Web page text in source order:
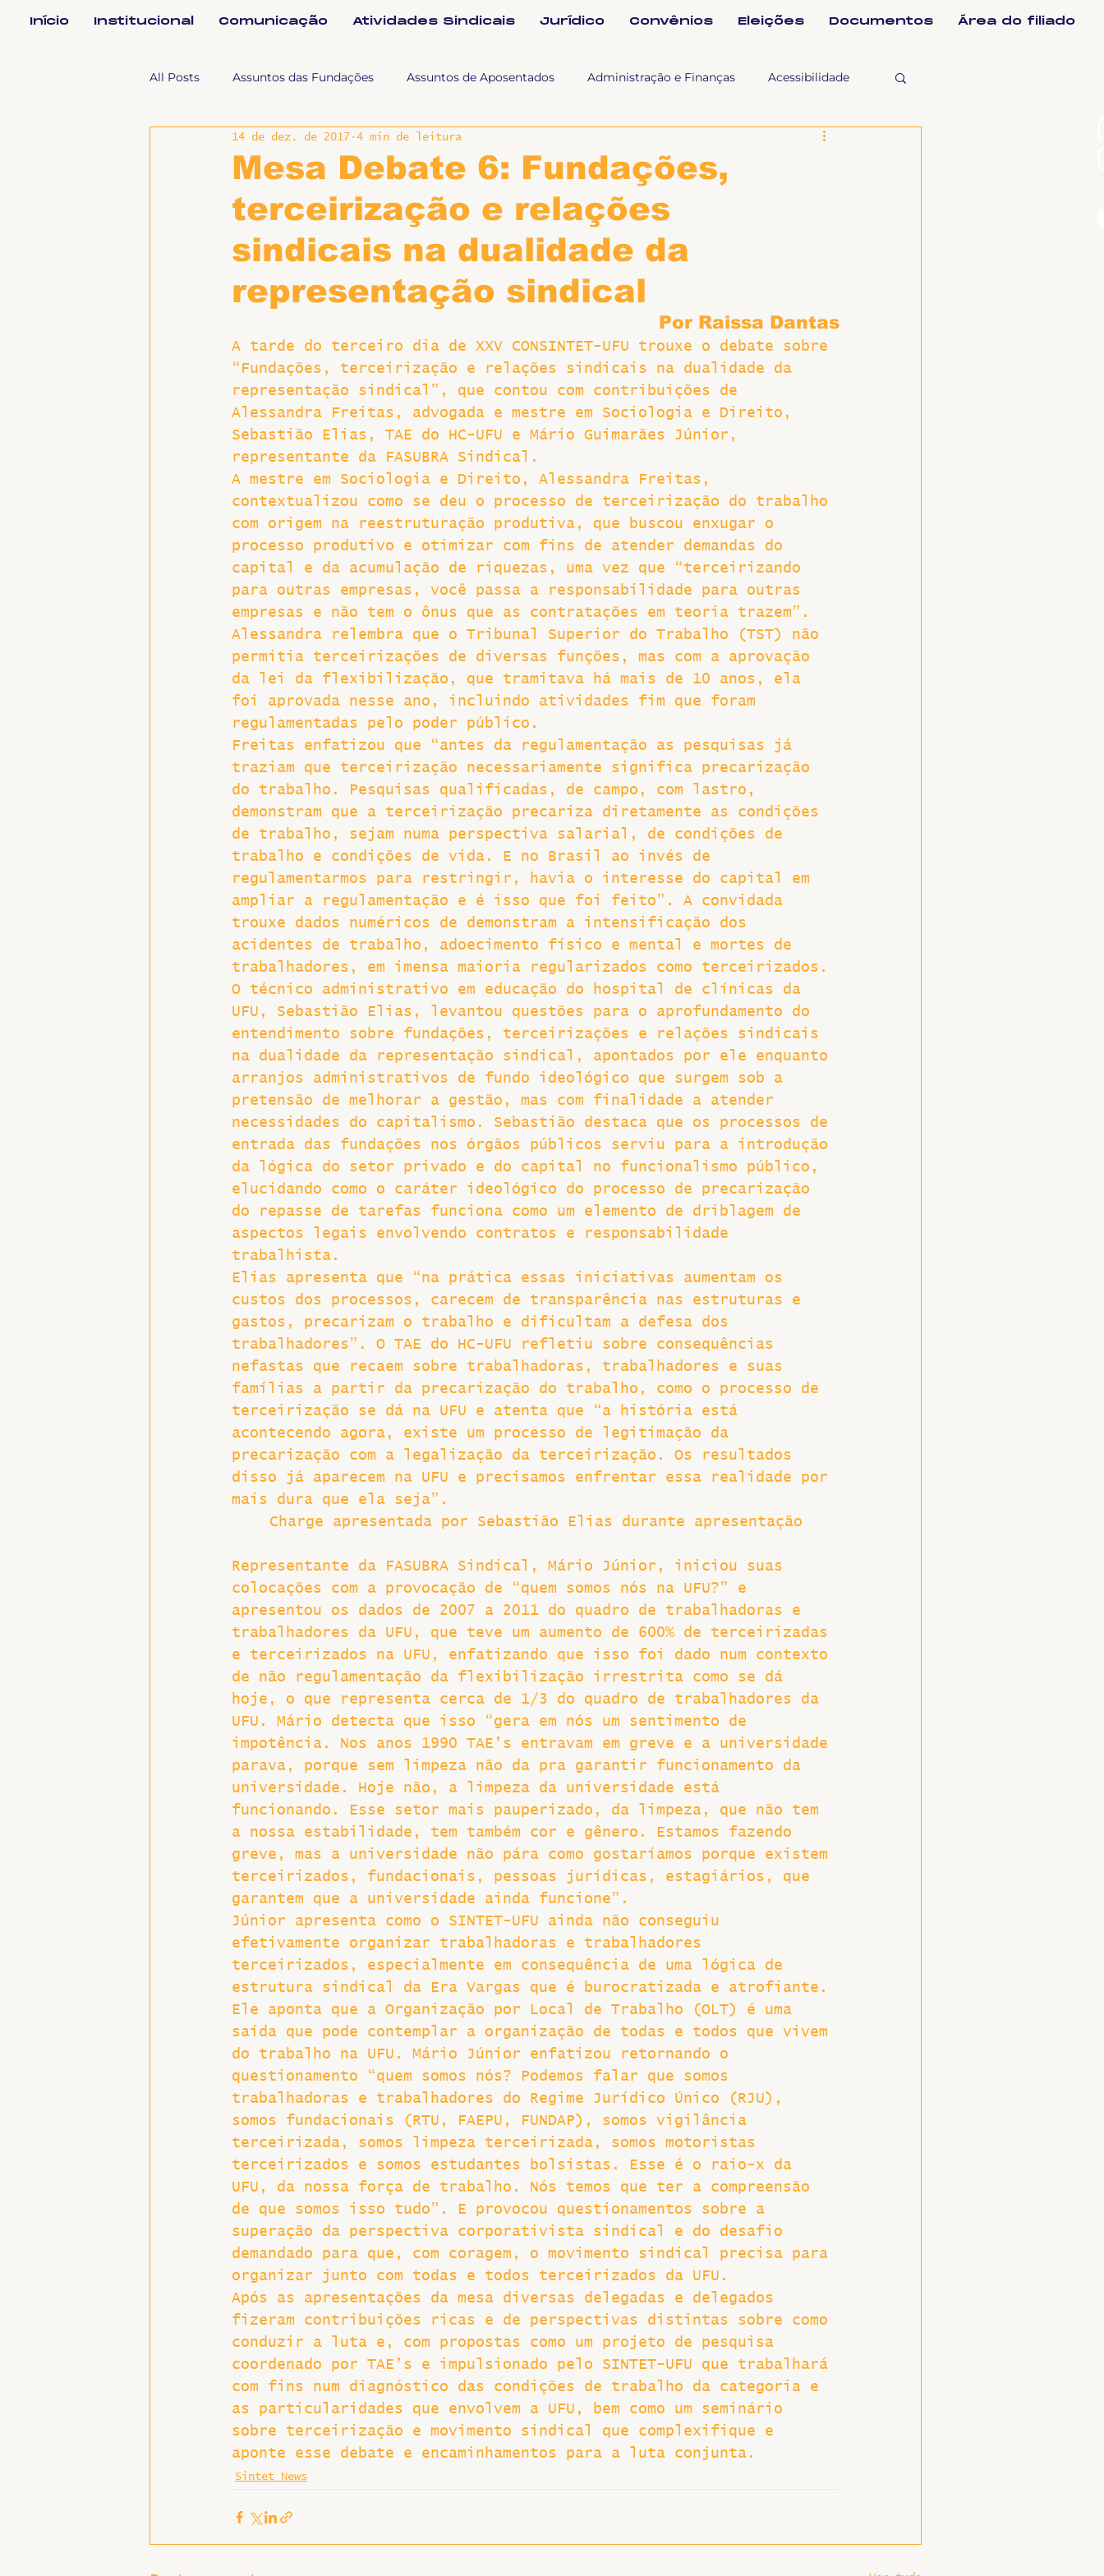
Início Institucional Comunicação Atividades Sindicais Jurídico Convênios Eleições Documentos Área do filiado
All Posts Assuntos das Fundações Assuntos de Aposentados Administração e Finanças Acessibilidade
Assuntos Jurídicos e Relação de Tra Fala SINTET-UFU
Coordenações Efetivos Documentos Formação e Relações Sindicais
Sem categoria Slider Nova Sintet News Suplentes Você Sabia Divulgações
Hospitais e Saúde Pública Greve
Mesa Debate 6: Fundações,
terceirização e relações
sindicais na dualidade da
representação sindical
14 de dez. de 2017 4 min de leitura
Por Raissa Dantas
A tarde do terceiro dia de XXV CONSINTET-UFU trouxe o debate sobre
“Fundações, terceirização e relações sindicais na dualidade da
representação sindical”, que contou com contribuições de
Alessandra Freitas, advogada e mestre em Sociologia e Direito,
Sebastião Elias, TAE do HC-UFU e Mário Guimarães Júnior,
representante da FASUBRA Sindical.
A mestre em Sociologia e Direito, Alessandra Freitas,
contextualizou como se deu o processo de terceirização do trabalho
com origem na reestruturação produtiva, que buscou enxugar o
processo produtivo e otimizar com fins de atender demandas do
capital e da acumulação de riquezas, uma vez que “terceirizando
para outras empresas, você passa a responsabilidade para outras
empresas e não tem o ônus que as contratações em teoria trazem”.
Alessandra relembra que o Tribunal Superior do Trabalho (TST) não
permitia terceirizações de diversas funções, mas com a aprovação
da lei da flexibilização, que tramitava há mais de 10 anos, ela
foi aprovada nesse ano, incluindo atividades fim que foram
regulamentadas pelo poder público.
Freitas enfatizou que “antes da regulamentação as pesquisas já
traziam que terceirização necessariamente significa precarização
do trabalho. Pesquisas qualificadas, de campo, com lastro,
demonstram que a terceirização precariza diretamente as condições
de trabalho, sejam numa perspectiva salarial, de condições de
trabalho e condições de vida. E no Brasil ao invés de
regulamentarmos para restringir, havia o interesse do capital em
ampliar a regulamentação e é isso que foi feito”. A convidada
trouxe dados numéricos de demonstram a intensificação dos
acidentes de trabalho, adoecimento físico e mental e mortes de
trabalhadores, em imensa maioria regularizados como terceirizados.
O técnico administrativo em educação do hospital de clínicas da
UFU, Sebastião Elias, levantou questões para o aprofundamento do
entendimento sobre fundações, terceirizações e relações sindicais
na dualidade da representação sindical, apontados por ele enquanto
arranjos administrativos de fundo ideológico que surgem sob a
pretensão de melhorar a gestão, mas com finalidade a atender
necessidades do capitalismo. Sebastião destaca que os processos de
entrada das fundações nos órgãos públicos serviu para a introdução
da lógica do setor privado e do capital no funcionalismo público,
elucidando como o caráter ideológico do processo de precarização
do repasse de tarefas funciona como um elemento de driblagem de
aspectos legais envolvendo contratos e responsabilidade
trabalhista.
Elias apresenta que “na prática essas iniciativas aumentam os
custos dos processos, carecem de transparência nas estruturas e
gastos, precarizam o trabalho e dificultam a defesa dos
trabalhadores”. O TAE do HC-UFU refletiu sobre consequências
nefastas que recaem sobre trabalhadoras, trabalhadores e suas
famílias a partir da precarização do trabalho, como o processo de
terceirização se dá na UFU e atenta que “a história está
acontecendo agora, existe um processo de legitimação da
precarização com a legalização da terceirização. Os resultados
disso já aparecem na UFU e precisamos enfrentar essa realidade por
mais dura que ela seja”.
Charge apresentada por Sebastião Elias durante apresentação
Representante da FASUBRA Sindical, Mário Júnior, iniciou suas
colocações com a provocação de “quem somos nós na UFU?” e
apresentou os dados de 2007 a 2011 do quadro de trabalhadoras e
trabalhadores da UFU, que teve um aumento de 600% de terceirizadas
e terceirizados na UFU, enfatizando que isso foi dado num contexto
de não regulamentação da flexibilização irrestrita como se dá
hoje, o que representa cerca de 1/3 do quadro de trabalhadores da
UFU. Mário detecta que isso “gera em nós um sentimento de
impotência. Nos anos 1990 TAE’s entravam em greve e a universidade
parava, porque sem limpeza não da pra garantir funcionamento da
universidade. Hoje não, a limpeza da universidade está
funcionando. Esse setor mais pauperizado, da limpeza, que não tem
a nossa estabilidade, tem também cor e gênero. Estamos fazendo
greve, mas a universidade não pára como gostaríamos porque existem
terceirizados, fundacionais, pessoas jurídicas, estagiários, que
garantem que a universidade ainda funcione”.
Júnior apresenta como o SINTET-UFU ainda não conseguiu
efetivamente organizar trabalhadoras e trabalhadores
terceirizados, especialmente em consequência de uma lógica de
estrutura sindical da Era Vargas que é burocratizada e atrofiante.
Ele aponta que a Organização por Local de Trabalho (OLT) é uma
saída que pode contemplar a organização de todas e todos que vivem
do trabalho na UFU. Mário Júnior enfatizou retornando o
questionamento “quem somos nós? Podemos falar que somos
trabalhadoras e trabalhadores do Regime Jurídico Único (RJU),
somos fundacionais (RTU, FAEPU, FUNDAP), somos vigilância
terceirizada, somos limpeza terceirizada, somos motoristas
terceirizados e somos estudantes bolsistas. Esse é o raio-x da
UFU, da nossa força de trabalho. Nós temos que ter a compreensão
de que somos isso tudo”. E provocou questionamentos sobre a
superação da perspectiva corporativista sindical e do desafio
demandado para que, com coragem, o movimento sindical precisa para
organizar junto com todas e todos terceirizados da UFU.
Após as apresentações da mesa diversas delegadas e delegados
fizeram contribuições ricas e de perspectivas distintas sobre como
conduzir a luta e, com propostas como um projeto de pesquisa
coordenado por TAE’s e impulsionado pelo SINTET-UFU que trabalhará
com fins num diagnóstico das condições de trabalho da categoria e
as particularidades que envolvem a UFU, bem como um seminário
sobre terceirização e movimento sindical que complexifique e
aponte esse debate e encaminhamentos para a luta conjunta.
Sintet News